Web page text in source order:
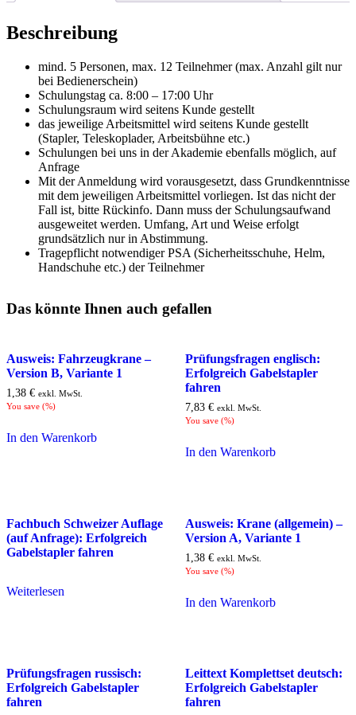
Beschreibung
mind. 5 Personen, max. 12 Teilnehmer (max. Anzahl gilt nur
bei Bedienerschein)
Schulungstag ca. 8:00 – 17:00 Uhr
Schulungsraum wird seitens Kunde gestellt
das jeweilige Arbeitsmittel wird seitens Kunde gestellt
(Stapler, Teleskoplader, Arbeitsbühne etc.)
Schulungen bei uns in der Akademie ebenfalls möglich, auf
Anfrage
Mit der Anmeldung wird vorausgesetzt, dass Grundkenntnisse
mit dem jeweiligen Arbeitsmittel vorliegen. Ist das nicht der
Fall ist, bitte Rückinfo. Dann muss der Schulungsaufwand
ausgeweitet werden. Umfang, Art und Weise erfolgt
grundsätzlich nur in Abstimmung.
Tragepflicht notwendiger PSA (Sicherheitsschuhe, Helm,
Handschuhe etc.) der Teilnehmer
Das könnte Ihnen auch gefallen
Ausweis: Fahrzeugkrane –
Version B, Variante 1
1,38 € exkl. MwSt.
You save (%)
In den Warenkorb
Prüfungsfragen englisch:
Erfolgreich Gabelstapler
fahren
7,83 € exkl. MwSt.
You save (%)
In den Warenkorb
Fachbuch Schweizer Auflage
(auf Anfrage): Erfolgreich
Gabelstapler fahren
Weiterlesen
Ausweis: Krane (allgemein) –
Version A, Variante 1
1,38 € exkl. MwSt.
You save (%)
In den Warenkorb
Prüfungsfragen russisch:
Erfolgreich Gabelstapler
fahren
Leittext Komplettset deutsch:
Erfolgreich Gabelstapler
fahren